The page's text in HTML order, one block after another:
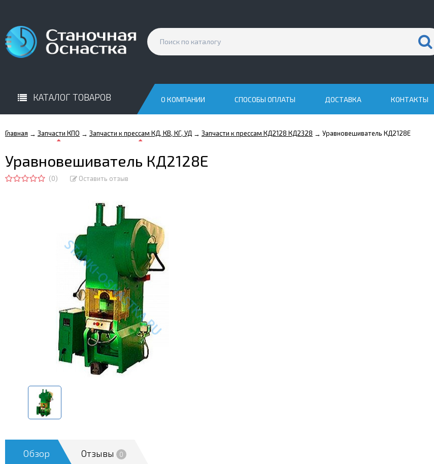
КАТАЛОГ ТОВАРОВ О КОМПАНИИ СПОСОБЫ ОПЛАТЫ ДОСТАВКА КОНТАКТЫ
Главная → Запчасти КПО → Запчасти к прессам КД, КВ, КГ, УД → Запчасти к прессам КД2128 КД2328 → Уравновешиватель КД2128Е
Уравновешиватель КД2128Е
(0) Оставить отзыв
Обзор Отзывы 0